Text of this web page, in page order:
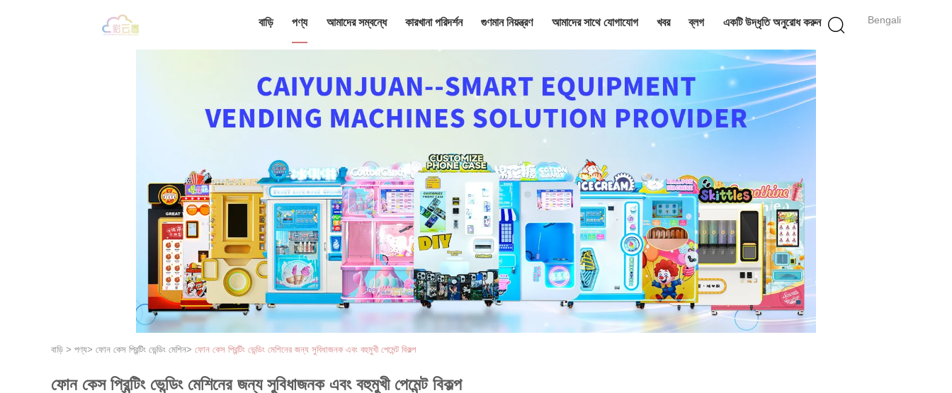
Bengali
বাড়ি পণ্য আমাদের সম্বন্ধে কারখানা পরিদর্শন গুণমান নিয়ন্ত্রণ আমাদের সাথে যোগাযোগ খবর ব্লগ একটি উদ্ধৃতি অনুরোধ করুন
বাড়ি > পণ্য> ফোন কেস প্রিন্টিং ভেন্ডিং মেশিন> ফোন কেস প্রিন্টিং ভেন্ডিং মেশিনের জন্য সুবিধাজনক এবং বহুমুখী পেমেন্ট বিকল্প
ফোন কেস প্রিন্টিং ভেন্ডিং মেশিনের জন্য সুবিধাজনক এবং বহুমুখী পেমেন্ট বিকল্প